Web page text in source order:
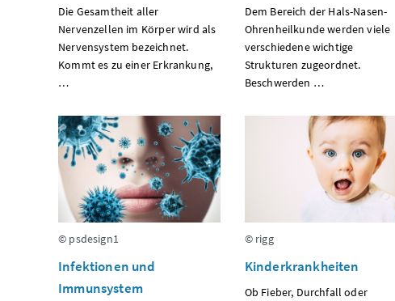
Die Gesamtheit aller
Nervenzellen im Körper wird als
Nervensystem bezeichnet.
Kommt es zu einer Erkrankung,
…
Dem Bereich der Hals-Nasen-
Ohrenheilkunde werden viele
verschiedene wichtige
Strukturen zugeordnet.
Beschwerden …
© psdesign1
Infektionen und
Immunsystem
© rigg
Kinderkrankheiten
Ob Fieber, Durchfall oder